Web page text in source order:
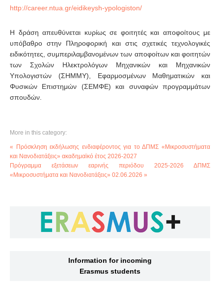
http://career.ntua.gr/eidikeysh-ypologiston/
Η δράση απευθύνεται κυρίως σε φοιτητές και αποφοίτους με
υπόβαθρο στην Πληροφορική και στις σχετικές τεχνολογικές
ειδικότητες, συμπεριλαμβανομένων των αποφοίτων και φοιτητών
των Σχολών Ηλεκτρολόγων Μηχανικών και Μηχανικών
Υπολογιστών (ΣΗΜΜΥ), Εφαρμοσμένων Μαθηματικών και
Φυσικών Επιστημών (ΣΕΜΦΕ) και συναφών προγραμμάτων
σπουδών.
More in this category:
« Πρόσκληση εκδήλωσης ενδιαφέροντος για το ΔΠΜΣ «Μικροσυστήματα
και Νανοδιατάξεις» ακαδημαϊκό έτος 2026-2027
Πρόγραμμα εξετάσεων εαρινής περιόδου 2025-2026 ΔΠΜΣ
«Μικροσυστήματα και Νανοδιατάξεις» 02.06.2026 »
Information for incoming
Erasmus students